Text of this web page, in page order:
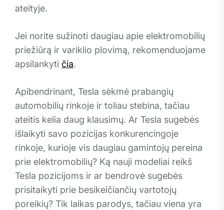
ateityje.
Jei norite sužinoti daugiau apie elektromobilių
priežiūrą ir variklio plovimą, rekomenduojame
apsilankyti čia.
Apibendrinant, Tesla sėkmė prabangių
automobilių rinkoje ir toliau stebina, tačiau
ateitis kelia daug klausimų. Ar Tesla sugebės
išlaikyti savo pozicijas konkurencingoje
rinkoje, kurioje vis daugiau gamintojų pereina
prie elektromobilių? Ką nauji modeliai reikš
Tesla pozicijoms ir ar bendrovė sugebės
prisitaikyti prie besikeičiančių vartotojų
poreikių? Tik laikas parodys, tačiau viena yra